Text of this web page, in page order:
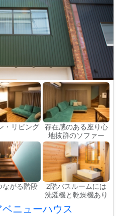
・リビング 存在感のある座り心
地抜群のソファー
ながる階段
2階バスルームには
洗濯機と乾燥機あり
ニューハウス